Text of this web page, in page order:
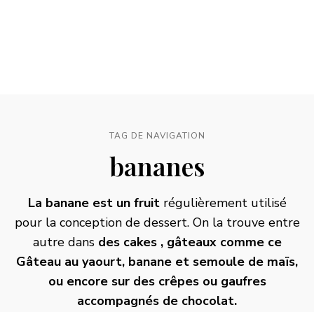
TAG DE NAVIGATION
bananes
La banane est un fruit régulièrement utilisé
pour la conception de dessert. On la trouve entre
autre dansdes cakes , gâteaux comme ce
Gâteau au yaourt, banane et semoule de maïs,
ou encore sur des crêpes ou gaufres
accompagnés de chocolat.